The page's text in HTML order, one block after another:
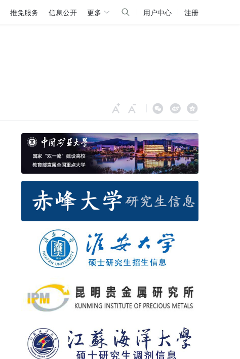
推免服务 信息公开 更多 用户中心 注册